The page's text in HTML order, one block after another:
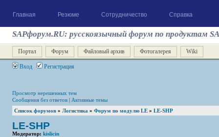
Главная Резюме Сотрудничество Справка
SAPфорум.RU: русскоязычный форум по продуктам
Портал Форум Файловый архив Фотогалерея Wiki
Вход Регистрация
Просмотр нерешенных тем
Сообщения без ответов | Активные темы
Список форумов » Логистика » Форум по модулю LE » LE-SHP
LE-SHP
Модератор: kislicin